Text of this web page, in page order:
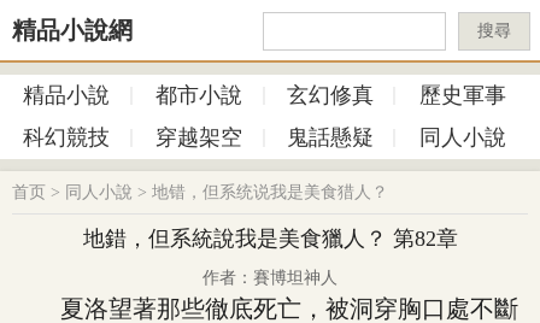
精品小說網 搜尋
精品小說 都市小說 玄幻修真
歷史軍事
科幻競技
穿越架空 鬼話懸疑 同人小說
首页 > 同人小說 > 地错，但系统说我是美食猎人？
地錯，但系統說我是美食獵人？ 第82章
作者：賽博坦神人
夏洛望著那些徹底死亡，被洞穿胸口處不斷